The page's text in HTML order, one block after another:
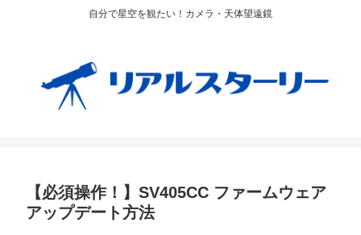
自分で星空を観たい！カメラ・天体望遠鏡
【必須操作！】SV405CC ファームウェア
アップデート方法